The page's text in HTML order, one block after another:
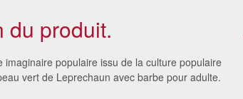
du produit.
imaginaire populaire issu de la culture populaire
vert de Leprechaun avec barbe pour adulte.